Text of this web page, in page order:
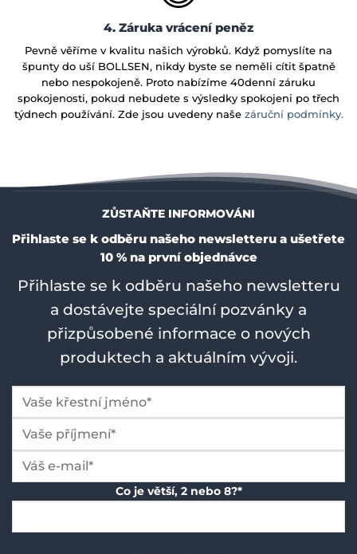
4. Záruka vrácení peněz
Pevně věříme v kvalitu našich výrobků. Když pomyslíte na
špunty do uší BOLLSEN, nikdy byste se neměli cítit špatně
nebo nespokojeně. Proto nabízíme 40denní záruku
spokojenosti, pokud nebudete s výsledky spokojeni po třech
týdnech používání. Zde jsou uvedeny naše záruční podmínky.
ZŮSTAŇTE INFORMOVÁNI
Přihlaste se k odběru našeho newsletteru a ušetřete
10 % na první objednávce
Přihlaste se k odběru našeho newsletteru
a dostávejte speciální pozvánky a
přizpůsobené informace o nových
produktech a aktuálním vývoji.
Co je větší, 2 nebo 8?*